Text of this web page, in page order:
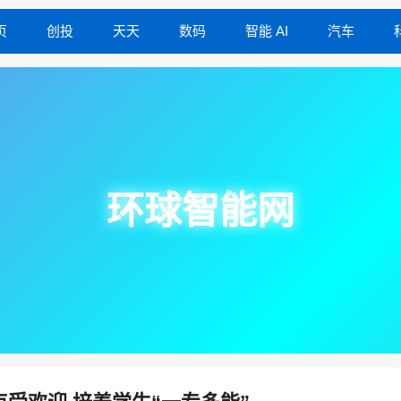
创投 天天 数码 智能 AI 汽车
环球智能网